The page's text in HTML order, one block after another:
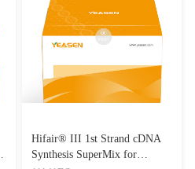
Hifair® III 1st Strand cDNA
Synthesis SuperMix for